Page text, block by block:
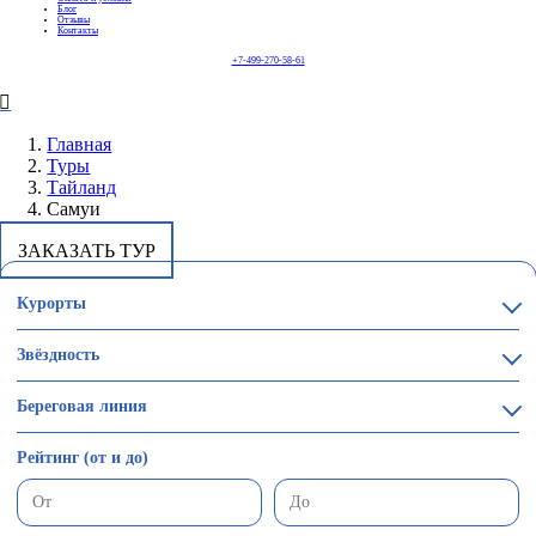
Блог
Отзывы
Контакты
+7-499-270-58-61
Главная
Туры
Тайланд
Самуи
ЗАКАЗАТЬ ТУР
Курорты
Звёздность
Береговая линия
Рейтинг (от и до)